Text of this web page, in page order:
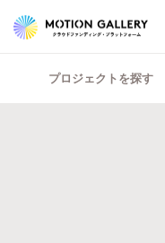
プロジェクトを探す